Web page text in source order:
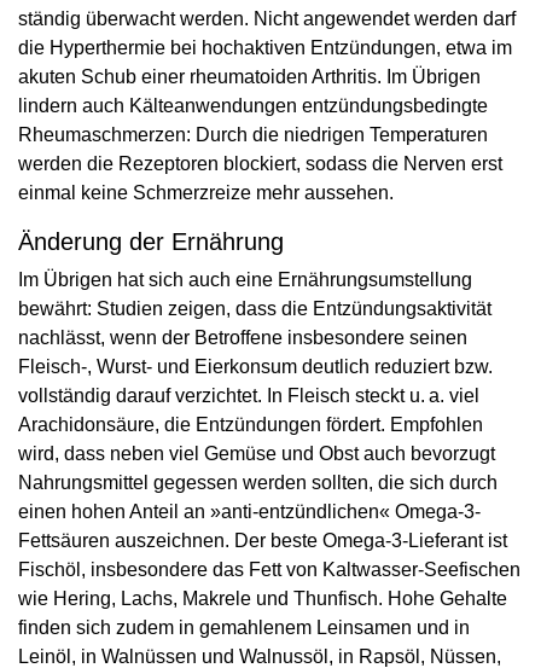
ständig überwacht werden. Nicht angewendet werden darf
die Hyperthermie bei hochaktiven Entzündungen, etwa im
akuten Schub einer rheumatoiden Arthritis. Im Übrigen
lindern auch Kälteanwendungen entzündungsbedingte
Rheumaschmerzen: Durch die niedrigen Temperaturen
werden die Rezeptoren blockiert, sodass die Nerven erst
einmal keine Schmerzreize mehr aussehen.
Änderung der Ernährung
Im Übrigen hat sich auch eine Ernährungsumstellung
bewährt: Studien zeigen, dass die Entzündungsaktivität
nachlässt, wenn der Betroffene insbesondere seinen
Fleisch-, Wurst- und Eierkonsum deutlich reduziert bzw.
vollständig darauf verzichtet. In Fleisch steckt u. a. viel
Arachidonsäure, die Entzündungen fördert. Empfohlen
wird, dass neben viel Gemüse und Obst auch bevorzugt
Nahrungsmittel gegessen werden sollten, die sich durch
einen hohen Anteil an »anti-entzündlichen« Omega-3-
Fettsäuren auszeichnen. Der beste Omega-3-Lieferant ist
Fischöl, insbesondere das Fett von Kaltwasser-Seefischen
wie Hering, Lachs, Makrele und Thunfisch. Hohe Gehalte
finden sich zudem in gemahlenem Leinsamen und in
Leinöl, in Walnüssen und Walnussöl, in Rapsöl, Nüssen,